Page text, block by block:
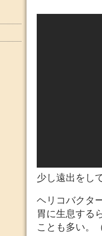
少し遠出をし
ヘリコバクタ
胃に生息する
ことも多い。